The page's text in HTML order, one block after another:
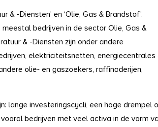
-Diensten’ en ‘Olie, Gas & Brandstof’.
bedrijven in de sector Olie, Gas &
& -Diensten zijn onder andere
elektriciteitsnetten, energiecentrales
olie- en gaszoekers, raffinaderijen,
lange investeringscycli, een hoge drempel
bedrijven met veel activa in de vorm